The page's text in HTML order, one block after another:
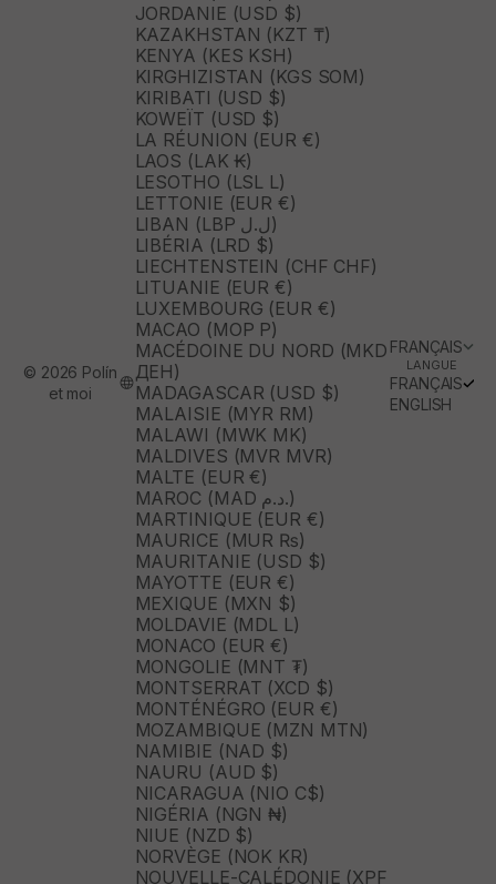
JORDANIE (USD $)
KAZAKHSTAN (KZT ₸)
KENYA (KES KSH)
KIRGHIZISTAN (KGS SOM)
KIRIBATI (USD $)
KOWEÏT (USD $)
LA RÉUNION (EUR €)
LAOS (LAK ₭)
LESOTHO (LSL L)
LETTONIE (EUR €)
LIBAN (LBP ل.ل)
LIBÉRIA (LRD $)
LIECHTENSTEIN (CHF CHF)
LITUANIE (EUR €)
LUXEMBOURG (EUR €)
MACAO (MOP P)
MACÉDOINE DU NORD (MKD
ДЕН)
MADAGASCAR (USD $)
MALAISIE (MYR RM)
MALAWI (MWK MK)
MALDIVES (MVR MVR)
MALTE (EUR €)
MAROC (MAD د.م.)
MARTINIQUE (EUR €)
MAURICE (MUR ₨)
MAURITANIE (USD $)
MAYOTTE (EUR €)
MEXIQUE (MXN $)
MOLDAVIE (MDL L)
MONACO (EUR €)
MONGOLIE (MNT ₮)
MONTSERRAT (XCD $)
MONTÉNÉGRO (EUR €)
MOZAMBIQUE (MZN MTN)
NAMIBIE (NAD $)
NAURU (AUD $)
NICARAGUA (NIO C$)
NIGÉRIA (NGN ₦)
NIUE (NZD $)
NORVÈGE (NOK KR)
NOUVELLE-CALÉDONIE (XPF
FRANÇAIS
LANGUE
FRANÇAIS
ENGLISH
© 2026 Polín
et moi